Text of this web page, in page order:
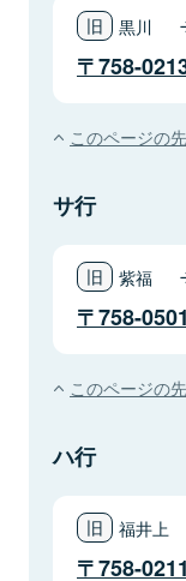
黒川
758-
このページの
サ行
紫福
758-0501
このページの
ハ行
福井上
758-0211